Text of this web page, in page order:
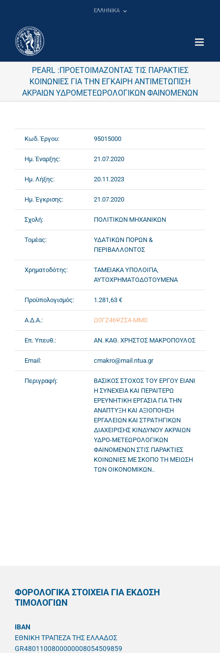
ΕΛΛΗΝΙΚΑ
PEARL :ΠΡΟΕΤΟΙΜΑΖΟΝΤΑΣ ΤΙΣ ΠΑΡΑΚΤΙΕΣ
ΚΟΙΝΩΝΙΕΣ ΓΙΑ ΤΗΝ ΕΓΚΑΙΡΗ ΑΝΤΙΜΕΤΩΠΙΣΗ
ΑΚΡΑΙΩΝ ΥΔΡΟΜΕΤΕΩΡΟΛΟΓΙΚΩΝ ΦΑΙΝΟΜΕΝΩΝ
Κωδ. Έργου: 95015000
Ημ. Έναρξης: 21.07.2020
Ημ. Λήξης: 20.11.2023
Ημ. Έγκρισης: 21.07.2020
Σχολή: ΠΟΛΙΤΙΚΩΝ ΜΗΧΑΝΙΚΩΝ
Τομέας:
ΥΔΑΤΙΚΩΝ ΠΟΡΩΝ &
ΠΕΡΙΒΑΛΛΟΝΤΟΣ
Χρηματοδότης:
ΤΑΜΕΙΑΚΑ ΥΠΟΛΟΙΠΑ,
ΑΥΤΟΧΡΗΜΑΤΟΔΟΤΟΥΜΕΝΑ
Προϋπολογισμός: 1.281,63 €
Α.Δ.Α.: Ω0ΓΖ46ΨΖΣ4-ΜΜ0
Επ. Υπευθ.: ΑΝ. ΚΑΘ. ΧΡΗΣΤΟΣ ΜΑΚΡΟΠΟΥΛΟΣ
Email: cmakro@mail.ntua.gr
Περιγραφή:
ΒΑΣΙΚΟΣ ΣΤΟΧΟΣ ΤΟΥ ΕΡΓΟΥ ΕΙΑΝΙ
Η ΣΥΝΕΧΕΙΑ ΚΑΙ ΠΕΡΑΙΤΕΡΩ
ΕΡΕΥΝΗΤΙΚΗ ΕΡΓΑΣΙΑ ΓΙΑ ΤΗΝ
ΑΝΑΠΤΥΞΗ ΚΑΙ ΑΞΙΟΠΟΗΣΗ
ΕΡΓΑΛΕΙΩΝ ΚΑΙ ΣΤΡΑΤΗΓΙΚΩΝ
ΔΙΑΧΕΙΡΙΣΗΣ ΚΙΝΔΥΝΟΥ ΑΚΡΑΙΩΝ
ΥΔΡΟ-ΜΕΤΕΩΡΟΛΟΓΙΚΩΝ
ΦΑΙΝΟΜΕΝΩΝ ΣΤΙΣ ΠΑΡΑΚΤΙΕΣ
ΚΟΙΝΩΝΙΕΣ ΜΕ ΣΚΟΠΟ ΤΗ ΜΕΙΩΣΗ
ΤΩΝ ΟΙΚΟΝΟΜΙΚΩΝ..
ΦΟΡΟΛΟΓΙΚΑ ΣΤΟΙΧΕΙΑ ΓΙΑ ΕΚΔΟΣΗ
ΤΙΜΟΛΟΓΙΩΝ
IBAN
ΕΘΝΙΚΗ ΤΡΑΠΕΖΑ ΤΗΣ ΕΛΛΑΔΟΣ
GR4801100800000008054509859